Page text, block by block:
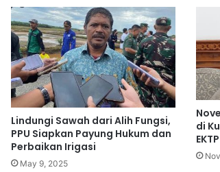
Lindungi Sawah dari Alih Fungsi,
PPU Siapkan Payung Hukum dan
Perbaikan Irigasi
May 9, 2025
di
EKTP